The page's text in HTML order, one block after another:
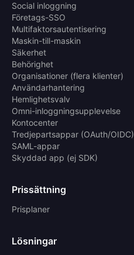
Social inloggning
Företags-SSO
Multifaktorsautentisering
Maskin-till-maskin
Säkerhet
Behörighet
Organisationer (flera klienter)
Användarhantering
Hemlighetsvalv
Omni-inloggningsupplevelse
Kontocenter
Tredjepartsappar (OAuth/OIDC)
SAML-appar
Skyddad app (ej SDK)
Prissättning
Prisplaner
Lösningar